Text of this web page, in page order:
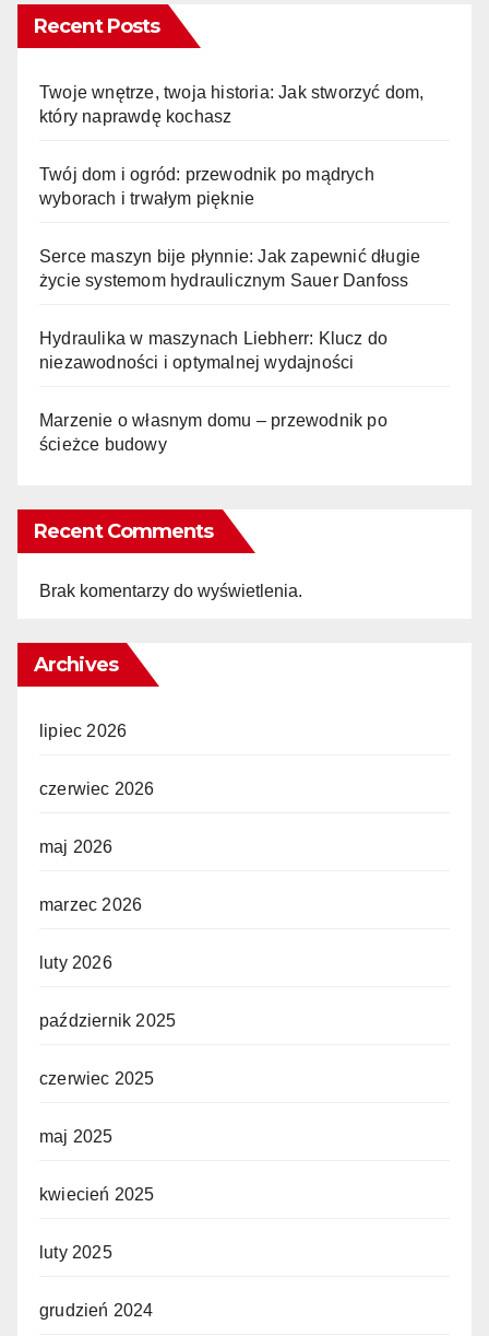
Recent Posts
Twoje wnętrze, twoja historia: Jak stworzyć dom,
który naprawdę kochasz
Twój dom i ogród: przewodnik po mądrych
wyborach i trwałym pięknie
Serce maszyn bije płynnie: Jak zapewnić długie
życie systemom hydraulicznym Sauer Danfoss
Hydraulika w maszynach Liebherr: Klucz do
niezawodności i optymalnej wydajności
Marzenie o własnym domu – przewodnik po
ścieżce budowy
Recent Comments
Brak komentarzy do wyświetlenia.
Archives
lipiec 2026
czerwiec 2026
maj 2026
marzec 2026
luty 2026
październik 2025
czerwiec 2025
maj 2025
kwiecień 2025
luty 2025
grudzień 2024